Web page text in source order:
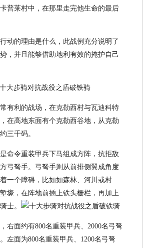
普莱村中，在那里走完他生命的最后
动的理由是什么，此战例充分说明了
，并且能够借助地利有效的掩护自己
有利的战场，在克勒西村与瓦迪科特
在高地东面有个克勒西谷地，从克勒
三千码。
命令重装甲兵下马组成方阵，抗拒敌
弓弩手。弓弩手则从前排侧翼成角度
一个障碍，比如如森林、河川或村
壕，在阵地前插上铁头栅栏，再加上
士。
右面约有800名重装甲兵、2000名弓弩
左面为800名重装甲兵、1200名弓弩